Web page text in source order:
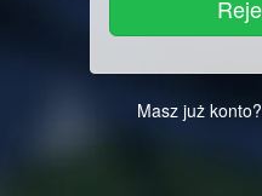
Masz już konto?